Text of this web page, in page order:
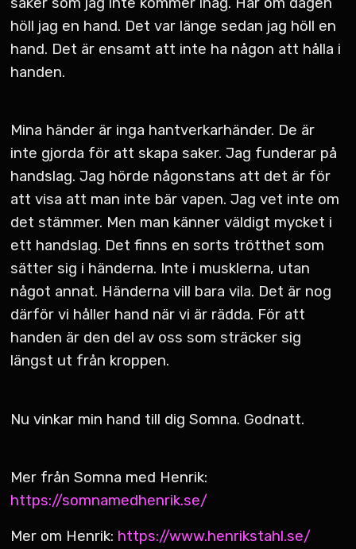
höll jag en hand. Det var länge sedan jag höll en
hand. Det är ensamt att inte ha någon att hålla i
handen.
Mina händer är inga hantverkarhänder. De är
inte gjorda för att skapa saker. Jag funderar på
handslag. Jag hörde någonstans att det är för
att visa att man inte bär vapen. Jag vet inte om
det stämmer. Men man känner väldigt mycket i
ett handslag. Det finns en sorts trötthet som
sätter sig i händerna. Inte i musklerna, utan
något annat. Händerna vill bara vila. Det är nog
därför vi håller hand när vi är rädda. För att
handen är den del av oss som sträcker sig
längst ut från kroppen.
Nu vinkar min hand till dig Somna. Godnatt.
Mer från Somna med Henrik:
https://somnamedhenrik.se/
Mer om Henrik: https://www.henrikstahl.se/